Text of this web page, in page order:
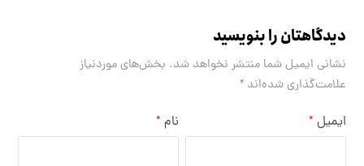
دیدگاهتان را بنویسید
نشانی ایمیل شما منتشر نخواهد شد. بخش‌های موردنیاز
علامت‌گذاری شده‌اند*
نام * ایمیل *